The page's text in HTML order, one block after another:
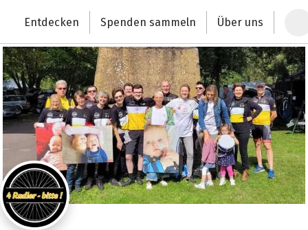
Deutschlands größte Spendenplattform
Entdecken Spenden sammeln Über uns